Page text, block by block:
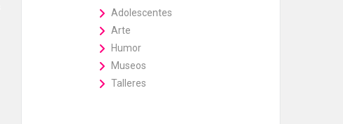
Adolescentes
Arte
Humor
Museos
Talleres